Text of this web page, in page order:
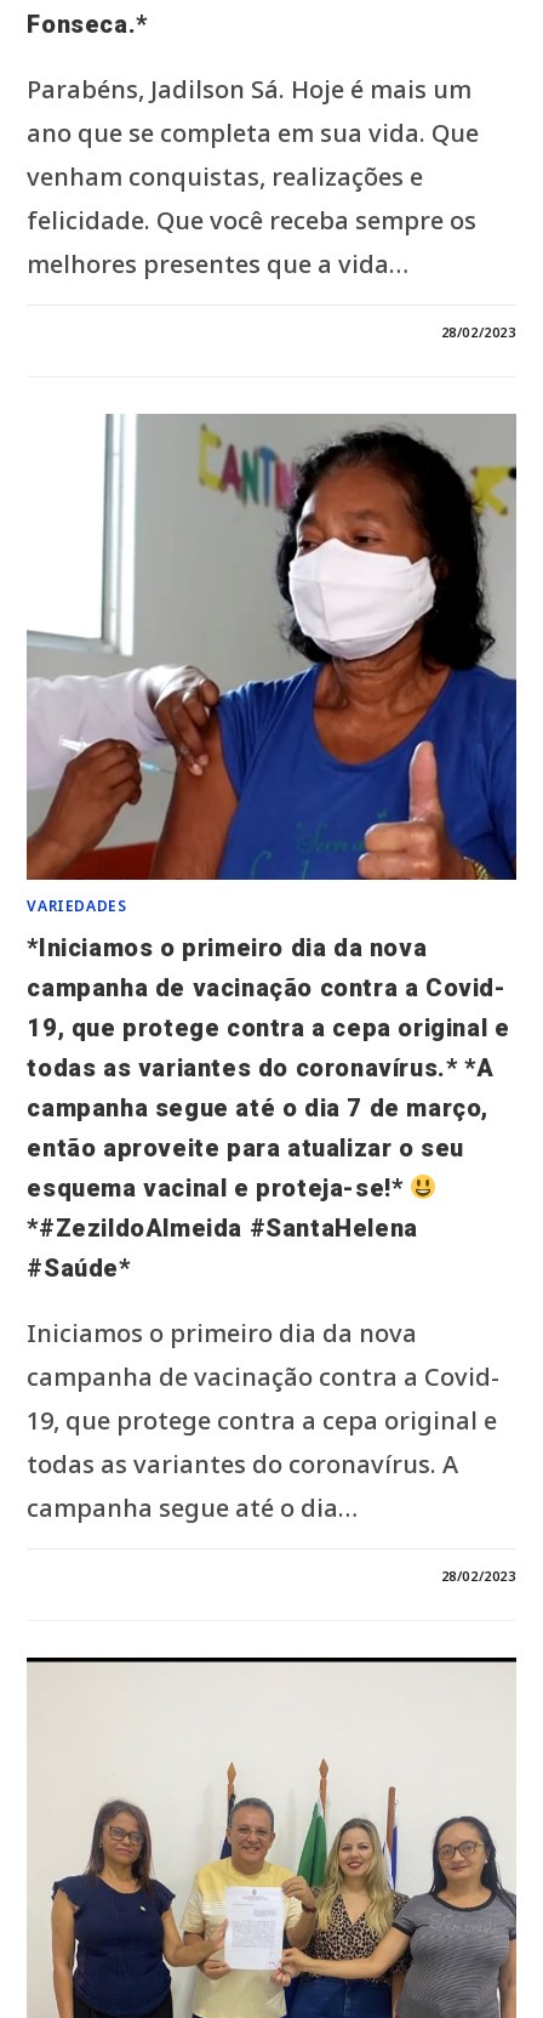
Fonseca.*
Parabéns, Jadilson Sá. Hoje é mais um
ano que se completa em sua vida. Que
venham conquistas, realizações e
felicidade. Que você receba sempre os
melhores presentes que a vida…
28/02/2023
VARIEDADES
*Iniciamos o primeiro dia da nova
campanha de vacinação contra a Covid-
19, que protege contra a cepa original e
todas as variantes do coronavírus.* *A
campanha segue até o dia 7 de março,
então aproveite para atualizar o seu
esquema vacinal e proteja-se!*
*#ZezildoAlmeida #SantaHelena
#Saúde*
Iniciamos o primeiro dia da nova
campanha de vacinação contra a Covid-
19, que protege contra a cepa original e
todas as variantes do coronavírus. A
campanha segue até o dia…
28/02/2023